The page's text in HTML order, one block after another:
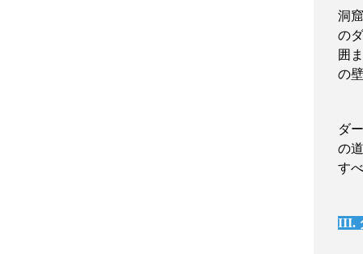
洞
の
囲
の
ダ
の
す
III.